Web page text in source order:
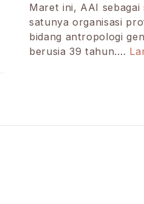
Maret ini, AAI sebagai
satunya organisasi
bidang antropologi
berusia 39 tahun.…